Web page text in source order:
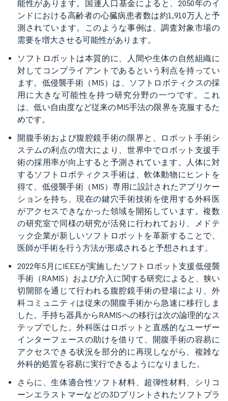
能性があります。国連人口基金によると、2050年のイ
ンドにおける高齢者の心臓病患者数は約1,910万人と予
測されています。このような事例は、調査対象市場の
需要を増大させる可能性があります。
ソフトロボットは本質的に、人間や生体の自然組織に
対してコンプライアントであるという利点を持ってい
ます。低侵襲手術（MIS）は、ソフトロボティクスの採
用に大きな可能性を持つ研究分野の一つです。これ
は、低い自由度など従来のMIS手法の限界を克服するた
めです。
開腹手術および腹腔鏡手術の限界と、ロボット手術シ
ステムの利点の増大により、世界中でロボット支援手
術の採用率が向上すると予測されています。人体に対
するソフトロボティクス手術は、軟体動物にヒントを
得て、低侵襲手術（MIS）専用に設計されたアプリケー
ションを持ち、現在の鍵穴手術技術を使用する外科医
がアクセスできなかった領域を開拓しています。複数
の研究室で同様の研究が活発に行われており、メドテ
ック企業が新しいソフトロボットを革新することで、
医師が手術を行う方法が形成されると予想されます。
2022年5月にIEEEが実施したソフトロボット支援低侵襲
手術（RAMIS）および介入に関する研究によると、狭い
切開部を通じて行われる腹腔鏡手術の登場により、外
科コミュニティは従来の開腹手術から急速に移行しま
した。手持ち器具からRAMISへの移行は次の論理的なス
テップでした。外科医はロボットと直感的なユーザー
インターフェースの助けを借りて、開腹手術の容易に
アクセスできる状況を部分的に再現しながら、複雑な
外科的処置を容易に実行できるようになりました。
さらに、生体適合性ソフト材料、超弾性材料、シリコ
ーンエラストマーなどの3Dプリントされたソフトプラ